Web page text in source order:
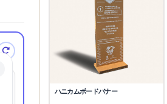
ハニカムボードバナー